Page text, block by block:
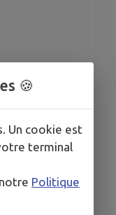
🍪
Un cookie est
terminal
Politique